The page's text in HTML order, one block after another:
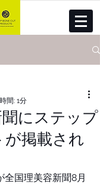
にステップ
掲載され
間: 1分
全国理美容新聞8月